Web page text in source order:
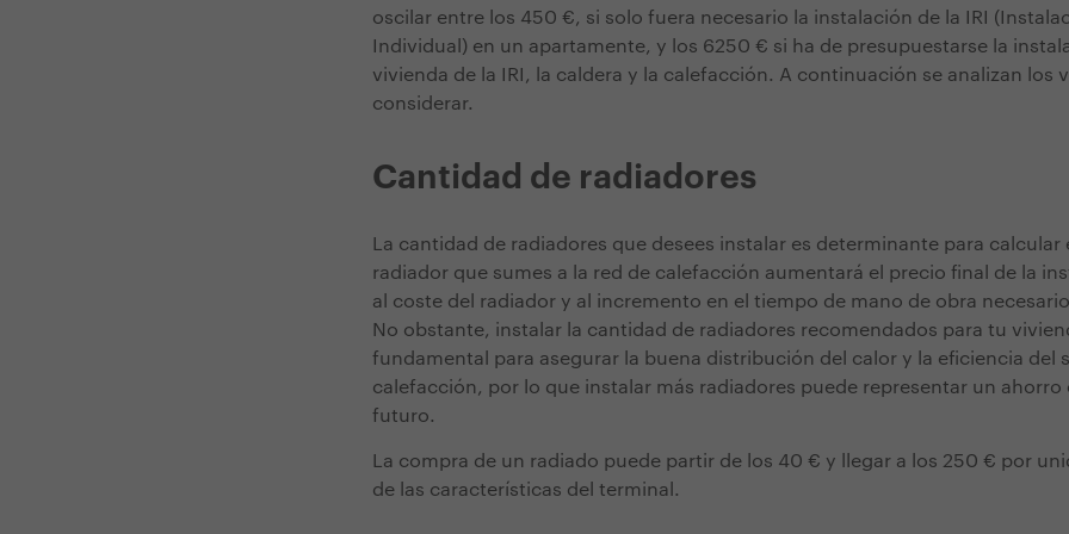
oscilar entre los 450 €, si solo fuera necesario la instalación de la IRI
Individual) en un apartamente, y los 6250 € si ha de presupuestarse la
vivienda de la IRI, la caldera y la calefacción. A continuación se analizan los
considerar.
Cantidad de radiadores
La cantidad de radiadores que desees instalar es determinante para calcular
radiador que sumes a la red de calefacción aumentará el precio final de la
al coste del radiador y al incremento en el tiempo de mano de obra
No obstante, instalar la cantidad de radiadores recomendados para tu
fundamental para asegurar la buena distribución del calor y la eficiencia del
calefacción, por lo que instalar más radiadores puede representar un ahorro
futuro.
La compra de un radiado puede partir de los 40 € y llegar a los 250 € por
de las características del terminal.